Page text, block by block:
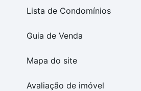
Lista de Condomínios
Guia de Venda
Mapa do site
Avaliação de imóvel